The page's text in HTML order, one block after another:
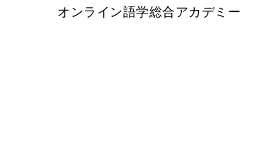
オンライン語学総合アカデミー